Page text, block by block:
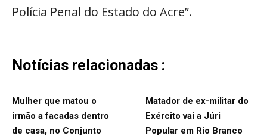
Polícia Penal do Estado do Acre”.
Notícias relacionadas :
Mulher que matou o
irmão a facadas dentro
de casa, no Conjunto
Matador de ex-militar do
Exército vai a Júri
Popular em Rio Branco